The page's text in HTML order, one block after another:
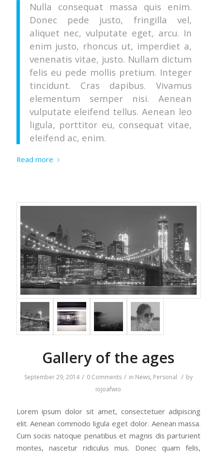
Nulla consequat massa quis enim.
Donec pede justo, fringilla vel,
aliquet nec, vulputate eget, arcu. In
enim justo, rhoncus ut, imperdiet a,
venenatis vitae, justo. Nullam dictum
felis eu pede mollis pretium. Integer
tincidunt. Cras dapibus. Vivamus
elementum semper nisi. Aenean
vulputate eleifend tellus. Aenean leo
ligula, porttitor eu, consequat vitae,
eleifend ac, enim.
Read more
Gallery of the ages
September 29, 2014 / 0 Comments / in News, Personal / by
iojoafwio
Lorem ipsum dolor sit amet, consectetuer adipiscing
elit. Aenean commodo ligula eget dolor. Aenean massa.
Cum sociis natoque penatibus et magnis dis parturient
montes, nascetur ridiculus mus. Donec quam felis,